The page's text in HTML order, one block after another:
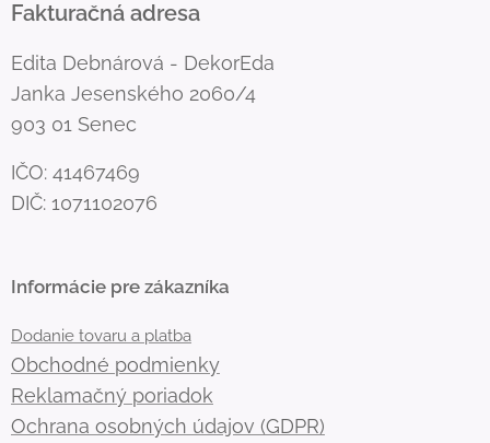
Fakturačná adresa
Edita Debnárová - DekorEda
Janka Jesenského 2060/4
903 01 Senec
IČO: 41467469
DIČ: 1071102076
Informácie pre zákazníka
Dodanie tovaru a platba
Obchodné podmienky
Reklamačný poriadok
Ochrana osobných údajov (GDPR)